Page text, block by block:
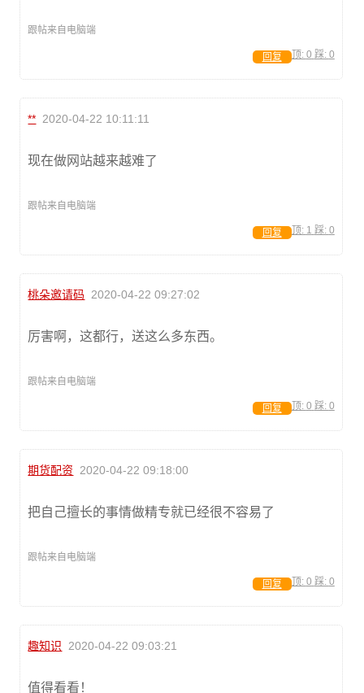
跟帖来自电脑端
顶: 0 踩: 0
回复
** 2020-04-22 10:11:11
现在做网站越来越难了
跟帖来自电脑端
顶: 1 踩: 0
回复
桃朵邀请码 2020-04-22 09:27:02
厉害啊，这都行，送这么多东西。
跟帖来自电脑端
顶: 0 踩: 0
回复
期货配资 2020-04-22 09:18:00
把自己擅长的事情做精专就已经很不容易了
跟帖来自电脑端
顶: 0 踩: 0
回复
趣知识 2020-04-22 09:03:21
值得看看！